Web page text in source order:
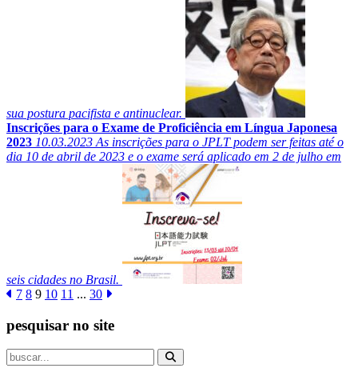
sua postura pacifista e antinuclear.
Inscrições para o Exame de Proficiência em Língua Japonesa
2023 10.03.2023 As inscrições para o JPLT podem ser feitas até o
dia 10 de abril de 2023 e o exame será aplicado em 2 de julho em
seis cidades no Brasil.
7 8 9 10 11 ... 30
pesquisar no site